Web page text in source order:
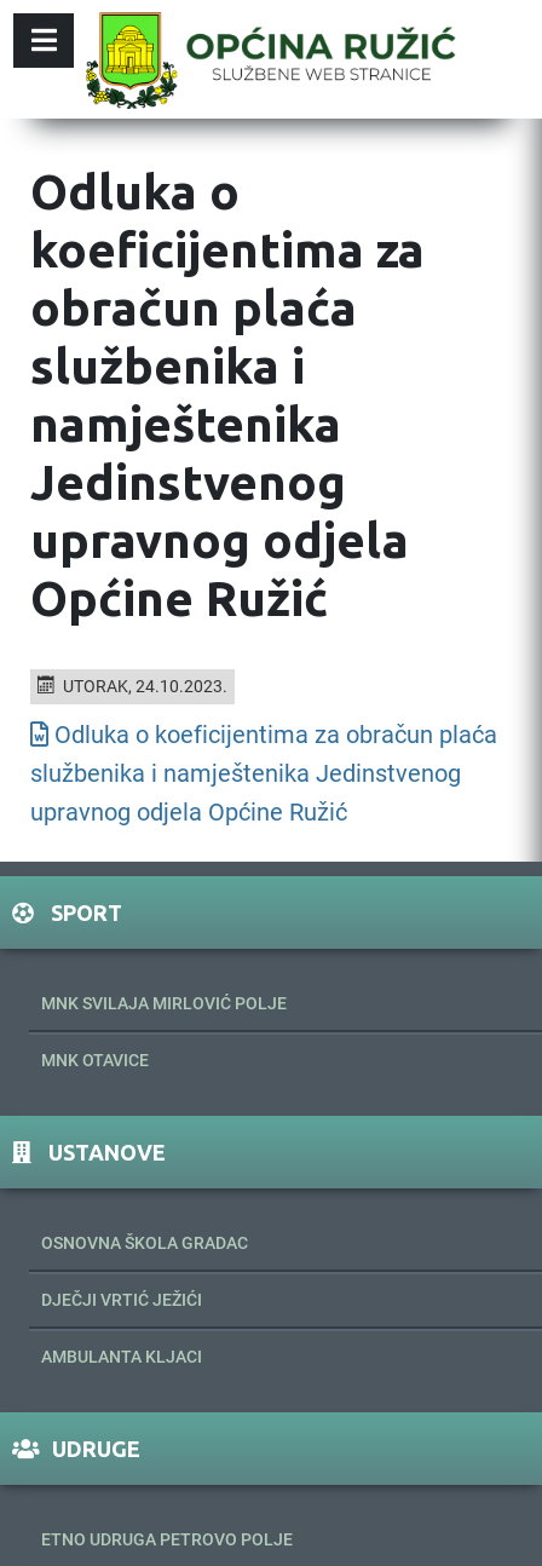
Odluka o
koeficijentima za
obračun plaća
službenika i
namještenika
Jedinstvenog
upravnog odjela
Općine Ružić
UTORAK, 24.10.2023.
Odluka o koeficijentima za obračun plaća
službenika i namještenika Jedinstvenog
upravnog odjela Općine Ružić
SPORT
MNK SVILAJA MIRLOVIĆ POLJE
MNK OTAVICE
USTANOVE
OSNOVNA ŠKOLA GRADAC
DJEČJI VRTIĆ JEŽIĆI
AMBULANTA KLJACI
UDRUGE
ETNO UDRUGA PETROVO POLJE